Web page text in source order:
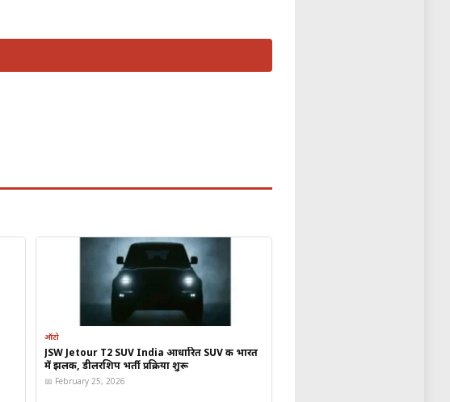
ऑटो
JSW Jetour T2 SUV India आधारित SUV की भारत
में झलक, डीलरशिप भर्ती प्रक्रिया शुरू
📅 February 25, 2026